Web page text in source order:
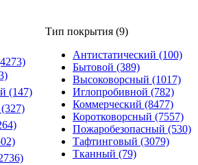
(147)
Тип покрытия (9)
Антистатический (100)
Бытовой (389)
Высоковорсный (1017)
Иглопробивной (782)
Коммерческий (8477)
Коротковорсный (7557)
Пожаробезопасный (530)
Тафтинговый (3079)
Тканный (79)